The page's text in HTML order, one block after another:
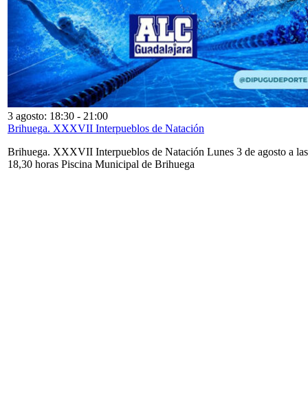
3 agosto: 18:30 - 21:00
Brihuega. XXXVII Interpueblos de Natación
Brihuega. XXXVII Interpueblos de Natación Lunes 3 de agosto a las
18,30 horas Piscina Municipal de Brihuega